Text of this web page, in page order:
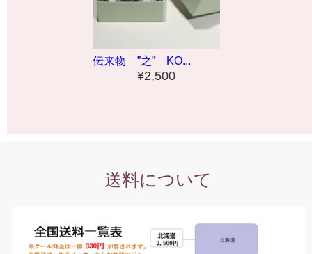
伝来物 ”之” KO...
¥2,500
送料について